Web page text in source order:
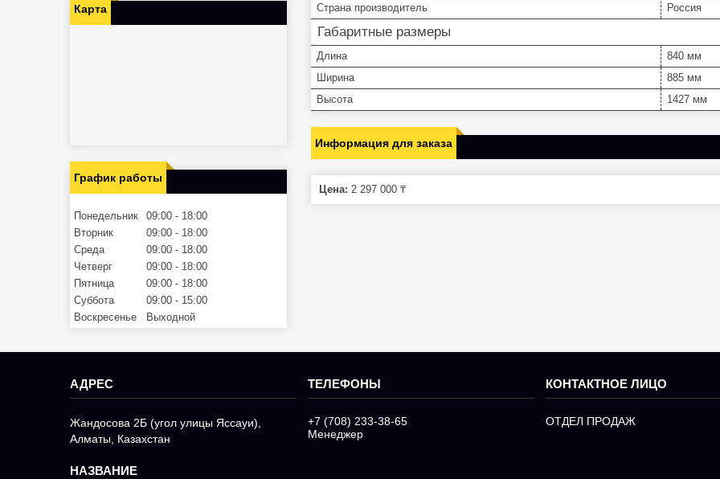
Страна производитель
Россия
Габаритные размеры
Длина
840 мм
Ширина
885 мм
Высота
1427 мм
Информация для заказа
Цена: 2 297 000 ₸
Карта
График работы
Понедельник 09:00
18:00
Вторник
09:00
18:00
Среда
09:00
18:00
Четверг
09:00
18:00
Пятница
09:00
18:00
Суббота
09:00
15:00
Воскресенье
Выходной
Жандосова 2Б (угол улицы Яссауи),
Алматы, Казахстан
+7 (708) 233-38-65
Менеджер
ОТДЕЛ ПРОДАЖ